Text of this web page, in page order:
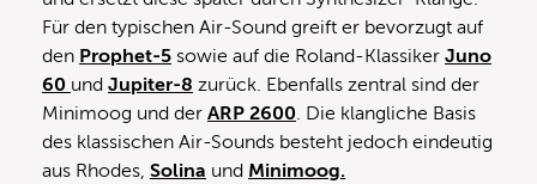
Für den typischen Air-Sound greift er bevorzugt auf
den Prophet-5 sowie auf die Roland-Klassiker Juno
60 und Jupiter-8 zurück. Ebenfalls zentral sind der
Minimoog und der ARP 2600. Die klangliche Basis
des klassischen Air-Sounds besteht jedoch eindeutig
aus Rhodes, Solina und Minimoog.